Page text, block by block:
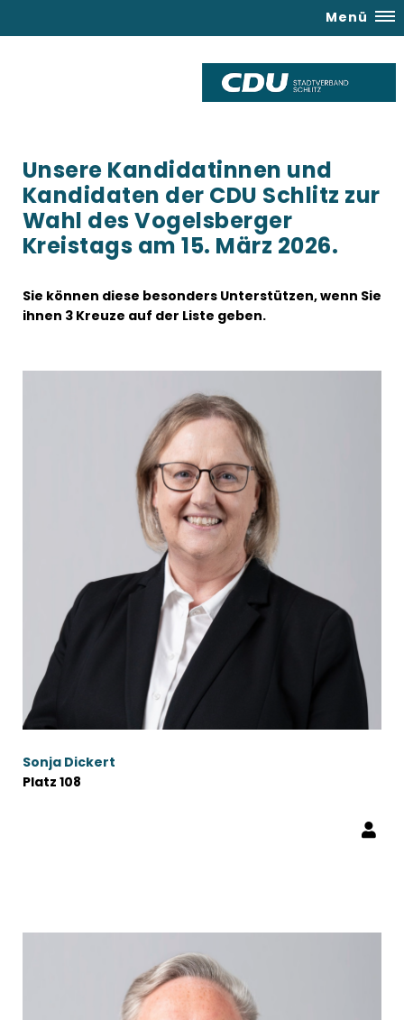
Menü
Unsere Kandidatinnen und
Kandidaten der CDU Schlitz zur
Wahl des Vogelsberger
Kreistags am 15. März 2026.
Sie können diese besonders Unterstützen, wenn Sie
ihnen 3 Kreuze auf der Liste geben.
Sonja Dickert
Platz 108